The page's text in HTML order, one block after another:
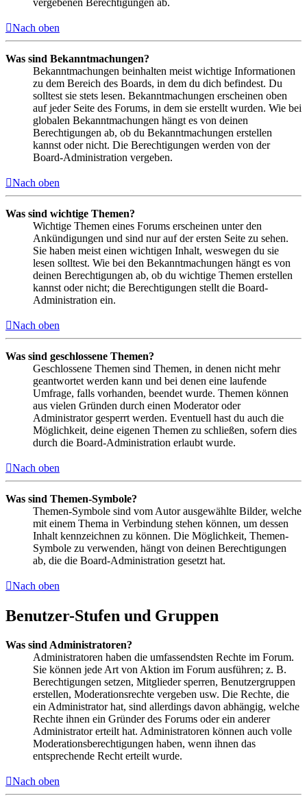
vergebenen Berechtigungen ab.
Nach oben
Was sind Bekanntmachungen?
Bekanntmachungen beinhalten meist wichtige Informationen
zu dem Bereich des Boards, in dem du dich befindest. Du
solltest sie stets lesen. Bekanntmachungen erscheinen oben
auf jeder Seite des Forums, in dem sie erstellt wurden. Wie bei
globalen Bekanntmachungen hängt es von deinen
Berechtigungen ab, ob du Bekanntmachungen erstellen
kannst oder nicht. Die Berechtigungen werden von der
Board-Administration vergeben.
Nach oben
Was sind wichtige Themen?
Wichtige Themen eines Forums erscheinen unter den
Ankündigungen und sind nur auf der ersten Seite zu sehen.
Sie haben meist einen wichtigen Inhalt, weswegen du sie
lesen solltest. Wie bei den Bekanntmachungen hängt es von
deinen Berechtigungen ab, ob du wichtige Themen erstellen
kannst oder nicht; die Berechtigungen stellt die Board-
Administration ein.
Nach oben
Was sind geschlossene Themen?
Geschlossene Themen sind Themen, in denen nicht mehr
geantwortet werden kann und bei denen eine laufende
Umfrage, falls vorhanden, beendet wurde. Themen können
aus vielen Gründen durch einen Moderator oder
Administrator gesperrt werden. Eventuell hast du auch die
Möglichkeit, deine eigenen Themen zu schließen, sofern dies
durch die Board-Administration erlaubt wurde.
Nach oben
Was sind Themen-Symbole?
Themen-Symbole sind vom Autor ausgewählte Bilder, welche
mit einem Thema in Verbindung stehen können, um dessen
Inhalt kennzeichnen zu können. Die Möglichkeit, Themen-
Symbole zu verwenden, hängt von deinen Berechtigungen
ab, die die Board-Administration gesetzt hat.
Nach oben
Benutzer-Stufen und Gruppen
Was sind Administratoren?
Administratoren haben die umfassendsten Rechte im Forum.
Sie können jede Art von Aktion im Forum ausführen; z. B.
Berechtigungen setzen, Mitglieder sperren, Benutzergruppen
erstellen, Moderationsrechte vergeben usw. Die Rechte, die
ein Administrator hat, sind allerdings davon abhängig, welche
Rechte ihnen ein Gründer des Forums oder ein anderer
Administrator erteilt hat. Administratoren können auch volle
Moderationsberechtigungen haben, wenn ihnen das
entsprechende Recht erteilt wurde.
Nach oben